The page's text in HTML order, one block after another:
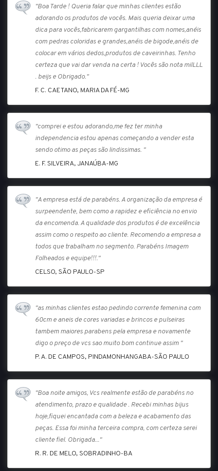
"Boa Tarde ! Queria falar que minhas clientes estão
adorando os produtos de vocês. Mais queria deixar uma
dica para vocês,fabricarem gargantilhas com nomes,anéis
com pedras coloridas e grandes,anéis de bigode,anéis de
colocar em vários dedos,produtos de caveirinhas. Tenho
certeza que vai dar venda na certa ! Vocês são nota milLLL
. beijs e Obrigado."
F. C. CAETANO, MARIA DA FÉ-MG
"comprei e estou adorando,me fez ter minha
independencia estou apenas começando a vender esta
sendo otimo as peças são lindissimas. "
E. F. SILVEIRA, JANAÚBA-MG
"A empresa está de parabéns. A organização da empresa é
surpeendente, bem como a rapidez e eficiência no envio
da encomenda. A qualidade dos produtos é de excelência
assim como o respeito ao cliente. Recomendo a empresa a
todos que trabalham no segmento. Parabéns Imagem
Folheados e equipe!!!."
CELSO, SÃO PAULO-SP
"as minhas clientes estao pedindo corrente femenina com
60cm e aneis de cores variadas e brincos e pulseiras
tambem maiores parabens pela empresa e novamente
digo o preço de vcs sao muito bom continue assim "
P. A. DE CAMPOS, PINDAMONHANGABA-SÃO PAULO
"Boa noite amigos, Vcs realmente estão de parabéns no
atendimento, prazo e qualidade . Recebi minhas bijus
hoje,fiquei encantada com a beleza e acabamento das
peças. Essa foi minha terceira compra, com certeza serei
cliente fiel. Obrigada..."
R. R. DE MELO, SOBRADINHO-BA